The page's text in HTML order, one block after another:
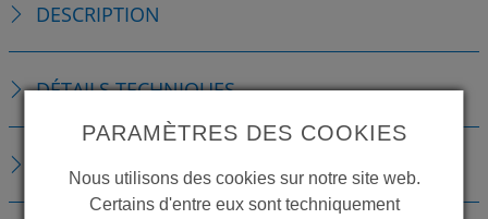
DESCRIPTION
DÉTAILS TECHNIQUES
TÉLÉCHARGEMENTS
PARAMÈTRES DES COOKIES
Nous utilisons des cookies sur notre site web.
Certains d'entre eux sont techniquement